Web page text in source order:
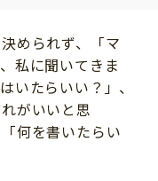
められず、「マ
私に聞いてきま
いたらいい？」、
がいいと思
何を書いたらい